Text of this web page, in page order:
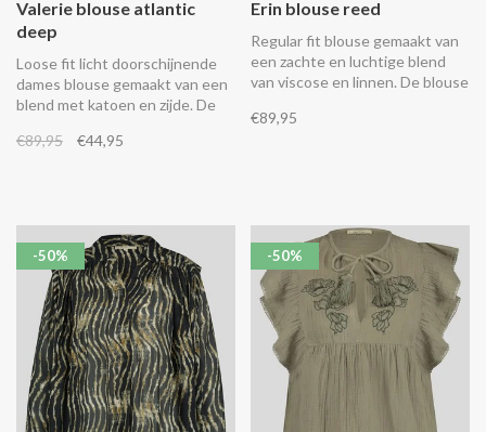
Valerie blouse atlantic
deep
Loose fit licht doorschijnende
dames blouse gemaakt van een
blend met katoen en zijde. De
pofmouwen en een opstaande
€89,95 €44,95
Erin blouse reed
Regular fit blouse gemaakt van
een zachte en luchtige blend
van viscose en linnen. De blouse
langere achterkant en een
€89,95
-50% -50%